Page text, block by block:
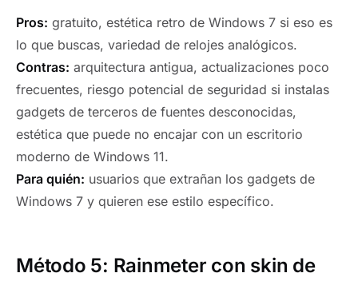
Pros: gratuito, estética retro de Windows 7 si eso es
lo que buscas, variedad de relojes analógicos.
Contras: arquitectura antigua, actualizaciones poco
frecuentes, riesgo potencial de seguridad si instalas
gadgets de terceros de fuentes desconocidas,
estética que puede no encajar con un escritorio
moderno de Windows 11.
Para quién: usuarios que extrañan los gadgets de
Windows 7 y quieren ese estilo específico.
Método 5: Rainmeter con skin de